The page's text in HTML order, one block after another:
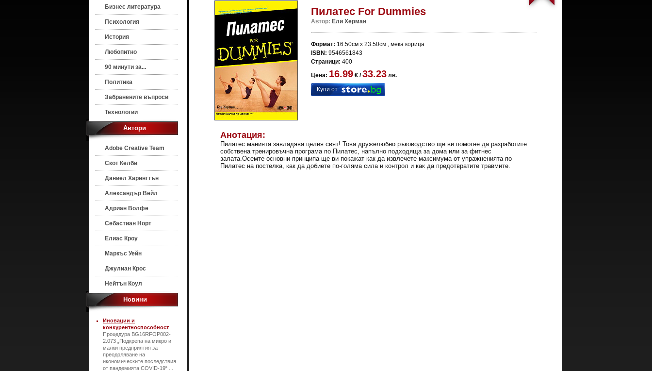
Бизнес литература
Психология
История
Любопитно
90 минути за...
Политика
Забранените въпроси
Технологии
Автори
Adobe Creative Team
Скот Келби
Даниел Харингтън
Александър Вейл
Адриан Волфе
Себастиан Норт
Елиас Кроу
Маркъс Уейн
Джулиан Крос
Нейтън Коул
Новини
Иновации и
конкурентноспособност
Процедура BG16RFOP002-
2.073 „Подкрепа на микро и
малки предприятия за
преодоляване на
икономическите последствия
от пандемията COVID-19“ ...
Пилатес For Dummies
Автор: Ели Херман
Формат: 16.50см x 23.50см , мека корица
ISBN: 9546561843
Страници: 400
Цена: 16.99 € /33.23 лв.
Купи от
Анотация:
Пилатес манията завладява целия свят! Това дружелюбно ръководство ще ви помогне да разработите
собствена тренировъчна програма по Пилатес, напълно подходяща за дома или за фитнес
залата.Осемте основни принципа ще ви покажат как да извлечете максимума от упражненията по
Пилатес на постелка, как да добиете по-голяма сила и контрол и как да предотвратите травмите.